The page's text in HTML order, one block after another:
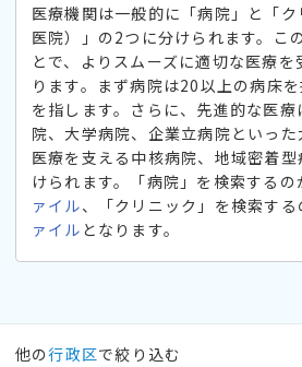
医療機関は一般的に「病院」と「ク
医院）」の2つに分けられます。こ
とで、よりスムーズに適切な医療
ります。まず病院は20以上の病床
を指します。さらに、先進的な医
院、大学病院、企業立病院といっ
医療を支える中核病院、地域密着
けられます。「病院」を検索するの
ァイル、「クリニック」を検索する
ァイル となります。
他の行政区で絞り込む